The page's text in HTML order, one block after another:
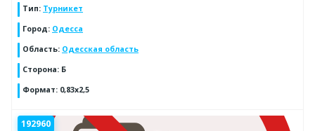
Тип: Турникет
Город: Одесса
Область: Одесская область
Сторона: Б
Формат: 0,83х2,5
192960